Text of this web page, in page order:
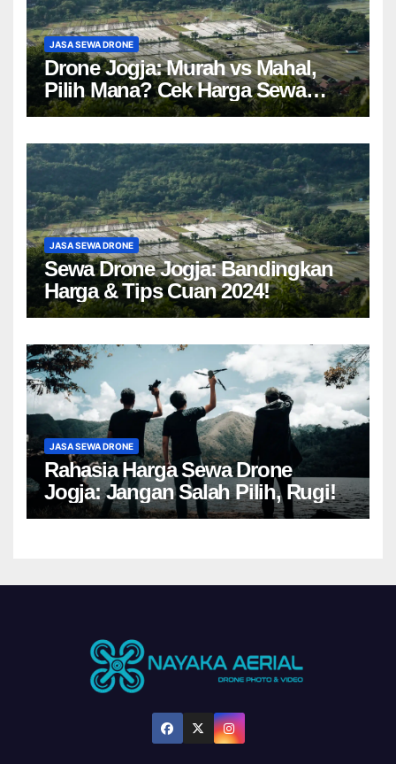
JASA SEWA DRONE
Drone Jogja: Murah vs Mahal,
Pilih Mana? Cek Harga Sewa
Drone Yogyakarta!
JASA SEWA DRONE
Sewa Drone Jogja: Bandingkan
Harga & Tips Cuan 2024!
JASA SEWA DRONE
Rahasia Harga Sewa Drone
Jogja: Jangan Salah Pilih, Rugi!